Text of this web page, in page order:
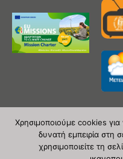
Copyright
Χρησιμοποιούμε cookies
δυνατή εμπειρία στη
χρησιμοποιείτε τη